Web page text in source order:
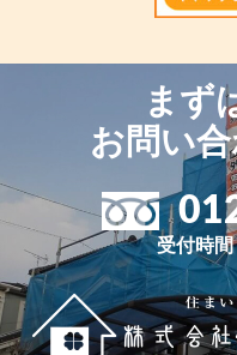
まず
お問い
受付時